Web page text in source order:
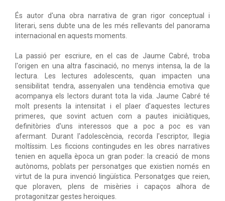
És autor d'una obra narrativa de gran rigor conceptual i
literari, sens dubte una de les més rellevants del panorama
internacional en aquests moments.
La passió per escriure, en el cas de Jaume Cabré, troba
l'origen en una altra fascinació, no menys intensa, la de la
lectura. Les lectures adolescents, quan impacten una
sensibilitat tendra, assenyalen una tendència emotiva que
acompanya els lectors durant tota la vida. Jaume Cabré té
molt presents la intensitat i el plaer d'aquestes lectures
primeres, que sovint actuen com a pautes iniciàtiques,
definitòries d'uns interessos que a poc a poc es van
afermant. Durant l'adolescència, recorda l'escriptor, llegia
moltíssim. Les ficcions contingudes en les obres narratives
tenien en aquella època un gran poder: la creació de mons
autònoms, poblats per personatges que existien només en
virtut de la pura invenció lingüística. Personatges que reien,
que ploraven, plens de misèries i capaços alhora de
protagonitzar gestes heroiques.